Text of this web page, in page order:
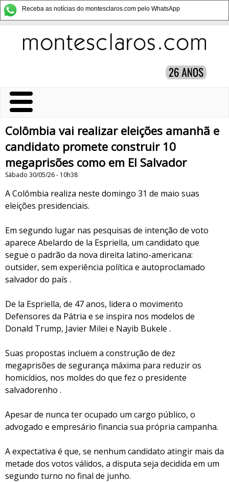
Receba as notícias do montesclaros.com pelo WhatsApp
Colômbia vai realizar eleições amanhã e
candidato promete construir 10
megaprisões como em El Salvador
Sábado 30/05/26 - 10h38
A Colômbia realiza neste domingo 31 de maio suas
eleições presidenciais.
Em segundo lugar nas pesquisas de intenção de voto
aparece Abelardo de la Espriella, um candidato que
segue o padrão da nova direita latino-americana:
outsider, sem experiência política e autoproclamado
salvador do país .
De la Espriella, de 47 anos, lidera o movimento
Defensores da Pátria e se inspira nos modelos de
Donald Trump, Javier Milei e Nayib Bukele .
Suas propostas incluem a construção de dez
megaprisões de segurança máxima para reduzir os
homicídios, nos moldes do que fez o presidente
salvadorenho .
Apesar de nunca ter ocupado um cargo público, o
advogado e empresário financia sua própria campanha.
A expectativa é que, se nenhum candidato atingir mais da
metade dos votos válidos, a disputa seja decidida em um
segundo turno no final de junho.